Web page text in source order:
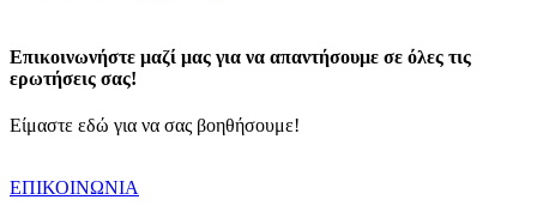
Επικοινωνήστε μαζί μας για να απαντήσουμε σε όλες τις
ερωτήσεις σας!
Είμαστε εδώ για να σας βοηθήσουμε!
ΕΠΙΚΟΙΝΩΝΙΑ